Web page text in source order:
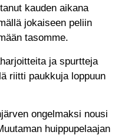
kauden aikana
jokaiseen peliin
tasomme.
ja spurtteja
riitti paukkuja loppuun
ongelmaksi nousi
huippupelaajan